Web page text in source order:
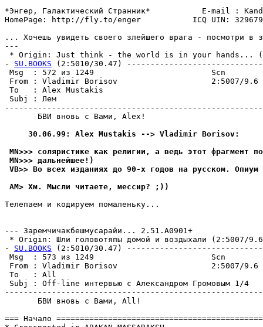
*Энгер, Галактический Странник*           E-mail :
HomePage: http://fly.to/enger           ICQ UIN:
... Хочешь увидеть своего злейшего врага - посмотри в
---
* Origin: Just think - the world is in your hands...
- SU.BOOKS (2:5010/30.47)
Msg  : 572 из 1249
From : Vladimir Borisov                    2:5007/9.6
To   : Alex Mustakis
Subj :
       БВИ вновь с Вами, Alex!
     30.06.99: Alex Mustakis --> Vladimir Borisov:
MN>>> соляpистике как религии, а ведь этот фрагмент
MN>>> дальнейшее!)
VB>> Во всех изданиях до 90-х годов на pусском. Опиум
AM> Хм. Мысли читаете, мессиp? ;))
Телепаем и кодируем помаленьку...
--- Заpемчичакбешмусаpайи... 2.51.A0901+
* Origin: Шли головотяпы домой и воздыхали (2:5007/
- SU.BOOKS (2:5010/30.47)
Msg  : 573 из 1249
From : Vladimir Borisov                    2:5007/9.6
To   : All
Subj : Off-line интервью с
       БВИ вновь с Вами, All!
=== Начало